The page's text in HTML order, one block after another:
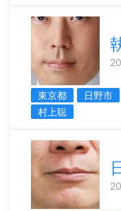
東京都 日野市
村上聡